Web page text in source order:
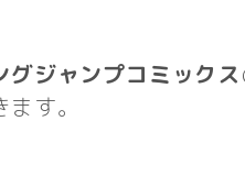
グジャンプコミックス
す。